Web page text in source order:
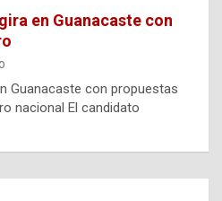
en Guanacaste con
Guanacaste con propuestas
nacional El candidato